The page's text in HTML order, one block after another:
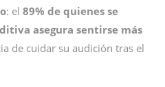
: el 89% de quienes se
asegura sentirse más
de cuidar su audición tras el